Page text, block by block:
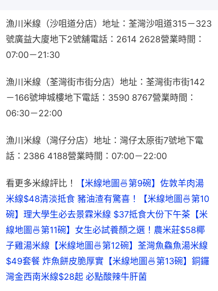
漁川米線（沙咀道分店）地址：荃灣沙咀道315－323
號廣益大廈地下2號舖​電話：2614 2628營業時間：
07:00－21:30
漁川米線（荃灣街市街分店）地址：荃灣街市街142
－166號坤城樓地下​電話：3590 8767營業時間：
06:30－22:00
漁川米線（灣仔分店）地址：灣仔太原街7號地下​電
話：2386 4188營業時間：07:00－22:00
看更多米線評比！
【米線地圖🍜第9碗】佐敦羊肉湯
米線$48清淡抵食 豬油渣有驚喜！
【米線地圖🍜第10
碗】理大學生必去景霖米線 $37抵食大份下午茶 【米
線地圖🍜第11碗】女生必試養顏之選！農米莊$58椰
子雞湯米線 【米線地圖🍜第12碗】荃灣魚鱻魚湯米線
$49套餐 炸魚餅皮脆厚實 【米線地圖🍜第13碗】銅鑼
灣金西南米線$28起 必點酸辣牛肝菌